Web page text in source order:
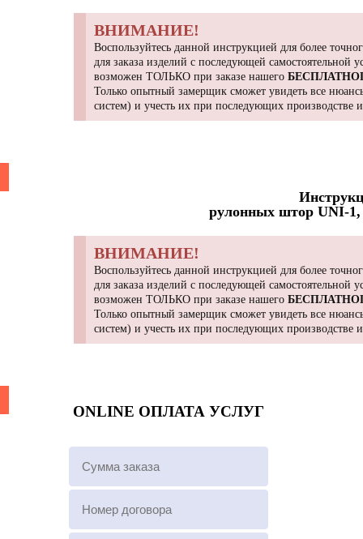
ВНИМАНИЕ!
Воспользуйтесь данной инструкцией для более
для заказа изделий с последующей
возможен ТОЛЬКО при заказе нашего
Только опытный замерщик сможет увидеть все
систем) и учесть их при последующих производстве
рулонных штор UNI-
ВНИМАНИЕ!
Воспользуйтесь данной инструкцией для более
для заказа изделий с последующей
возможен ТОЛЬКО при заказе нашего
Только опытный замерщик сможет увидеть все
систем) и учесть их при последующих производстве
ONLINE ОПЛАТА УСЛУГ